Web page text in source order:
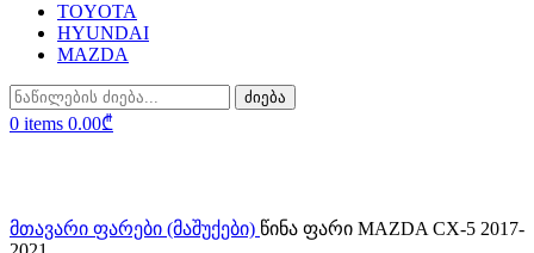
TOYOTA
HYUNDAI
MAZDA
ძიება
0 items 0.00₾
მთავარი ფარები (მაშუქები) წინა ფარი MAZDA CX-5 2017-